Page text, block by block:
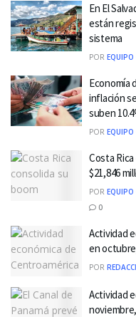
En El
están
sistema
POR
Economía
inflación
suben
POR
Costa
$21,846
POR
0
Actividad
en
POR
Actividad